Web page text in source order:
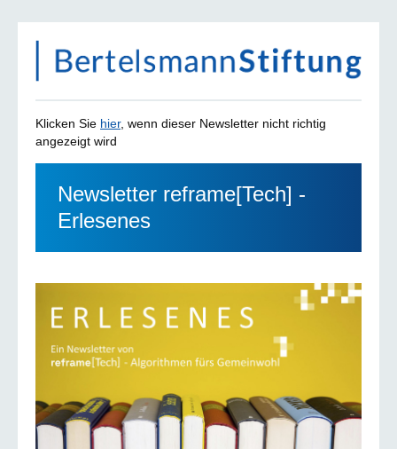
Klicken Sie hier, wenn dieser Newsletter nicht richtig
angezeigt wird
Newsletter reframe[Tech] -
Erlesenes